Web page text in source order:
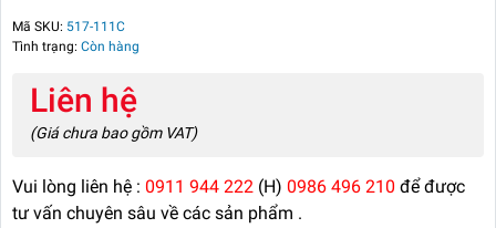
Mã SKU: 517-111C
Tình trạng: Còn hàng
Liên hệ
(Giá chưa bao gồm VAT)
Vui lòng liên hệ : 0911 944 222 (H) 0986 496 210 để được
tư vấn chuyên sâu về các sản phẩm .